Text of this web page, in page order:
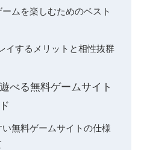
ムを楽しむためのベスト
イするメリットと相性抜群
べる無料ゲームサイト
無料ゲームサイトの仕様